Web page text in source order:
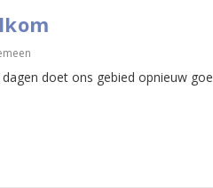
doet ons gebied opnieuw